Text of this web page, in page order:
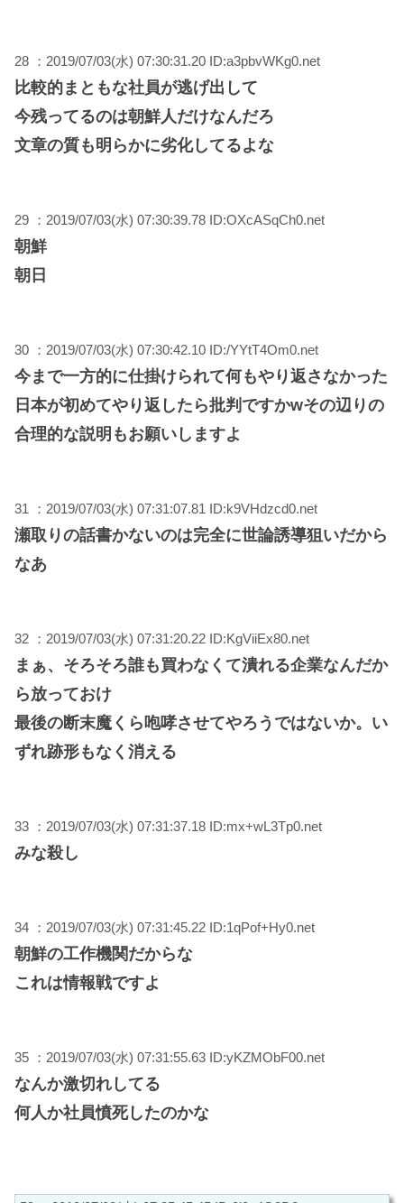
28 ：2019/07/03(水) 07:30:31.20 ID:a3pbvWKg0.net
比較的まともな社員が逃げ出して
今残ってるのは朝鮮人だけなんだろ
文章の質も明らかに劣化してるよな
29 ：2019/07/03(水) 07:30:39.78 ID:OXcASqCh0.net
朝鮮
朝日
30 ：2019/07/03(水) 07:30:42.10 ID:/YYtT4Om0.net
今まで一方的に仕掛けられて何もやり返さなかった
日本が初めてやり返したら批判ですかwその辺りの
合理的な説明もお願いしますよ
31 ：2019/07/03(水) 07:31:07.81 ID:k9VHdzcd0.net
瀬取りの話書かないのは完全に世論誘導狙いだから
なあ
32 ：2019/07/03(水) 07:31:20.22 ID:KgViiEx80.net
まぁ、そろそろ誰も買わなくて潰れる企業なんだか
ら放っておけ
最後の断末魔くら咆哮させてやろうではないか。い
ずれ跡形もなく消える
33 ：2019/07/03(水) 07:31:37.18 ID:mx+wL3Tp0.net
みな殺し
34 ：2019/07/03(水) 07:31:45.22 ID:1qPof+Hy0.net
朝鮮の工作機関だからな
これは情報戦ですよ
35 ：2019/07/03(水) 07:31:55.63 ID:yKZMObF00.net
なんか激切れしてる
何人か社員憤死したのかな